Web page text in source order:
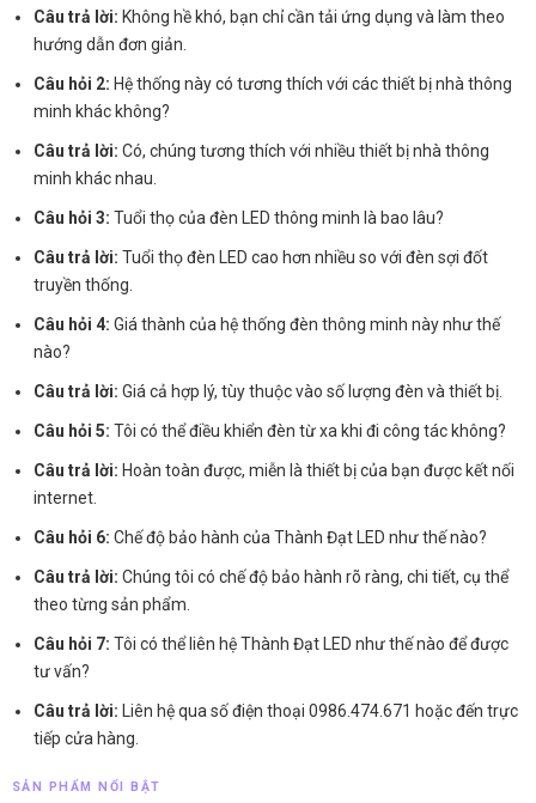
Câu trả lời: Không hề khó, bạn chỉ cần tải ứng dụng và làm theo
hướng dẫn đơn giản.
Câu hỏi 2: Hệ thống này có tương thích với các thiết bị nhà thông
minh khác không?
Câu trả lời: Có, chúng tương thích với nhiều thiết bị nhà thông
minh khác nhau.
Câu hỏi 3: Tuổi thọ của đèn LED thông minh là bao lâu?
Câu trả lời: Tuổi thọ đèn LED cao hơn nhiều so với đèn sợi đốt
truyền thống.
Câu hỏi 4: Giá thành của hệ thống đèn thông minh này như thế
nào?
Câu trả lời: Giá cả hợp lý, tùy thuộc vào số lượng đèn và thiết bị.
Câu hỏi 5: Tôi có thể điều khiển đèn từ xa khi đi công tác không?
Câu trả lời: Hoàn toàn được, miễn là thiết bị của bạn được kết nối
internet.
Câu hỏi 6: Chế độ bảo hành của Thành Đạt LED như thế nào?
Câu trả lời: Chúng tôi có chế độ bảo hành rõ ràng, chi tiết, cụ thể
theo từng sản phẩm.
Câu hỏi 7: Tôi có thể liên hệ Thành Đạt LED như thế nào để được
tư vấn?
Câu trả lời: Liên hệ qua số điện thoại 0986.474.671 hoặc đến trực
tiếp cửa hàng.
SẢN PHẨM NỔI BẬT